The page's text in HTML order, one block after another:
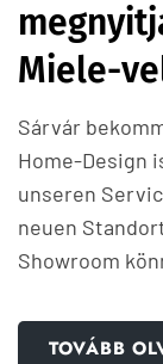
Miele-
Sárvár
Home-Design
unseren
neuen
Showroom
TOVÁBB